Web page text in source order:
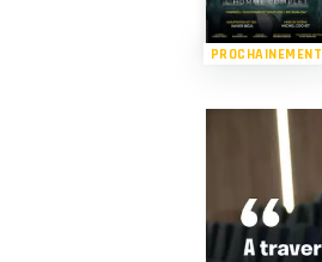
PROCHAINEMENT